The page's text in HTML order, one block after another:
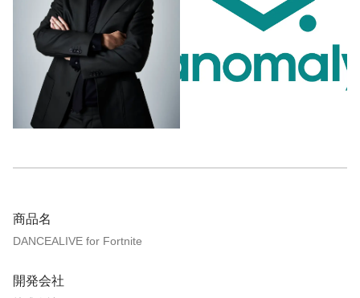
商品名
DANCEALIVE for Fortnite
開発会社